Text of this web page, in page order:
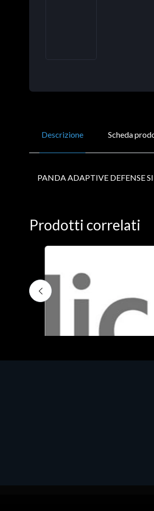
Descrizione Scheda
PANDA ADAPTIVE DEFENSE
Prodotti correlati